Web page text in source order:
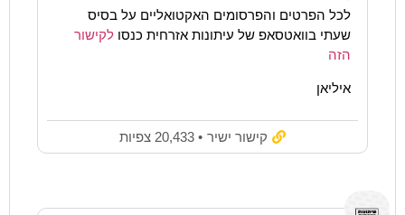
לכל הפרטים והפרסומים האקטואליים על בסיס
שעתי בוואטסאפ של עיתונות אזרחית כנסו לקישור
הזה
איליאן
קישור ישיר • 20,433 צפיות